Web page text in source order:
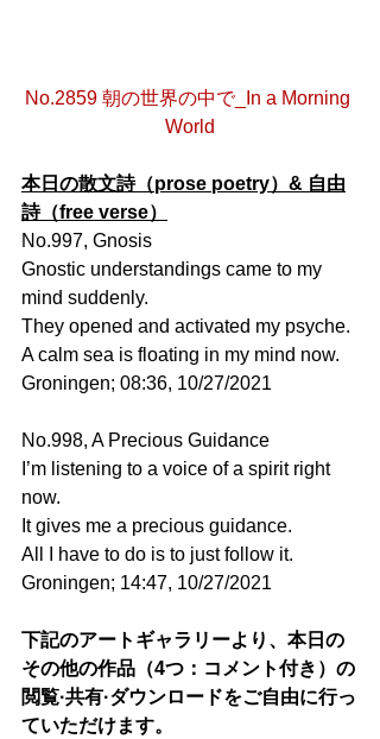
No.2859 朝の世界の中で_In a Morning
World
本日の散文詩（prose poetry）& 自由
詩（free verse）
No.997, Gnosis
Gnostic understandings came to my
mind suddenly.
They opened and activated my psyche.
A calm sea is floating in my mind now.
Groningen; 08:36, 10/27/2021
No.998, A Precious Guidance
I’m listening to a voice of a spirit right
now.
It gives me a precious guidance.
All I have to do is to just follow it.
Groningen; 14:47, 10/27/2021
下記のアートギャラリーより、本日の
その他の作品（4つ：コメント付き）の
閲覧·共有·ダウンロードをご自由に行っ
ていただけます。